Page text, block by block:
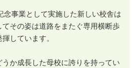
事業として実施した新しい校舎は
その姿は道路をまたぐ専用横断歩
しています。
か成長した母校に誇りを持ってい